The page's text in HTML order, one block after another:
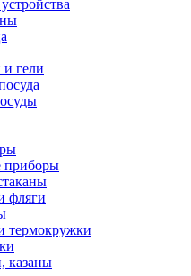
гели
приборы
фляги
термокружки
казаны